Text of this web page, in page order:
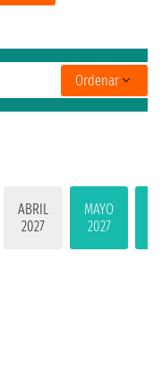
ABRIL
2027
MAYO
2027
Ordenar